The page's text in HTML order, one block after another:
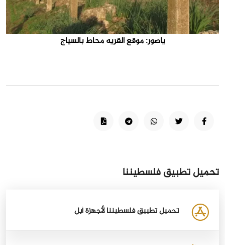
ياصور: موقع القريه محاط بالسياج
تحميل تطبيق فلسطيننا
تحميل تطبيق فلسطيننا لأجهزة أبل